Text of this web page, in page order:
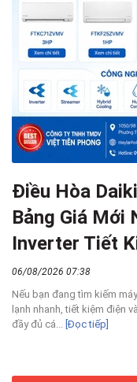
Điều Hòa
Bảng Giá Mới
Inverter Tiết
06/08/2026 07:38
Nếu bạn đang tìm kiếm
lạnh nhanh, tiết kiệm điện
đầy đủ cá... [Đọc tiếp]